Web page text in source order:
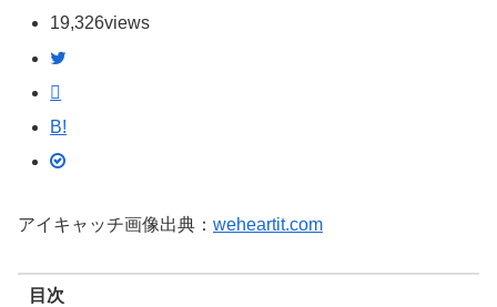
19,326views
B!
アイキャッチ画像出典： weheartit.com
目次